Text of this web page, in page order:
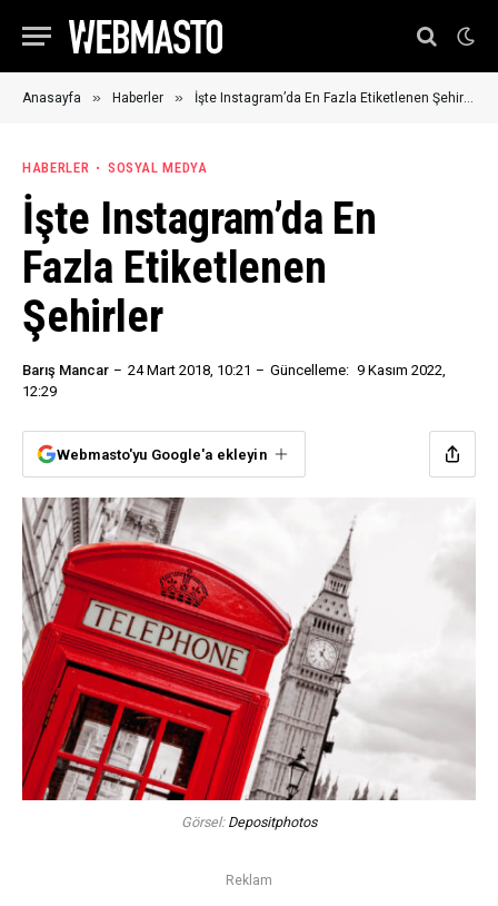
Anasayfa » Haberler » İşte Instagram’da En Fazla Etiketlenen Şehirler
HABERLER SOSYAL MEDYA
İşte Instagram’da En
Fazla Etiketlenen
Şehirler
Barış Mancar 24 Mart 2018, 10:21 Güncelleme: 9 Kasım 2022,
12:29
Webmasto'yu Google'a ekleyin
Görsel: Depositphotos
Reklam